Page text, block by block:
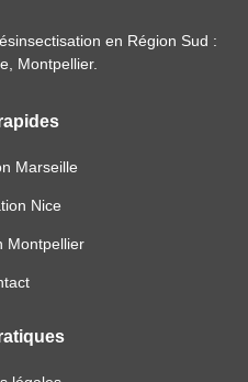
en Région Sud :
Montpellier.
Marseille
Nice
Montpellier